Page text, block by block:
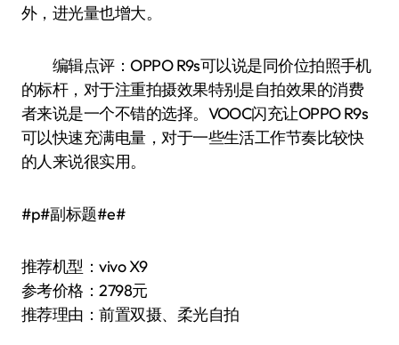
外，进光量也增大。
编辑点评：OPPO R9s可以说是同价位拍照手机
的标杆，对于注重拍摄效果特别是自拍效果的消费
者来说是一个不错的选择。VOOC闪充让OPPO R9s
可以快速充满电量，对于一些生活工作节奏比较快
的人来说很实用。
#p#副标题#e#
推荐机型：vivo X9
参考价格：2798元
推荐理由：前置双摄、柔光自拍